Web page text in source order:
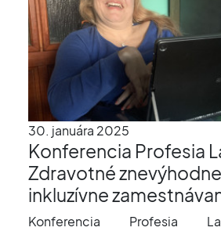
30. januára 2025
Konferencia Profesia
Zdravotné
inkluzívne
Konferencia Profesia